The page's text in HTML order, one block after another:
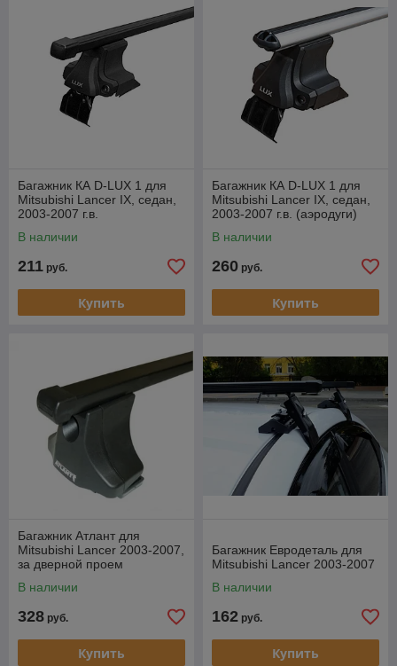
Багажник КА D-LUX 1 для
Mitsubishi Lancer IX, седан,
2003-2007 г.в.
В наличии
211 руб.
Купить
Багажник КА D-LUX 1 для
Mitsubishi Lancer IX, седан,
2003-2007 г.в. (аэродуги)
В наличии
260 руб.
Купить
Багажник Атлант для
Mitsubishi Lancer 2003-2007,
за дверной проем
В наличии
328 руб.
Купить
Багажник Евродеталь для
Mitsubishi Lancer 2003-2007
В наличии
162 руб.
Купить